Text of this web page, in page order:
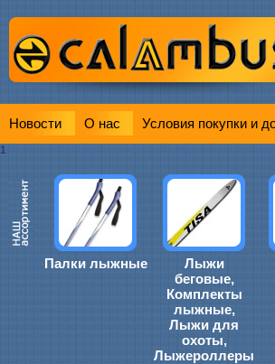
Новости О нас Условия покупки и
1
Палки лыжные
Лыжи
беговые,
Комплекты
лыжные,
Лыжи для
охоты,
Лыжероллеры